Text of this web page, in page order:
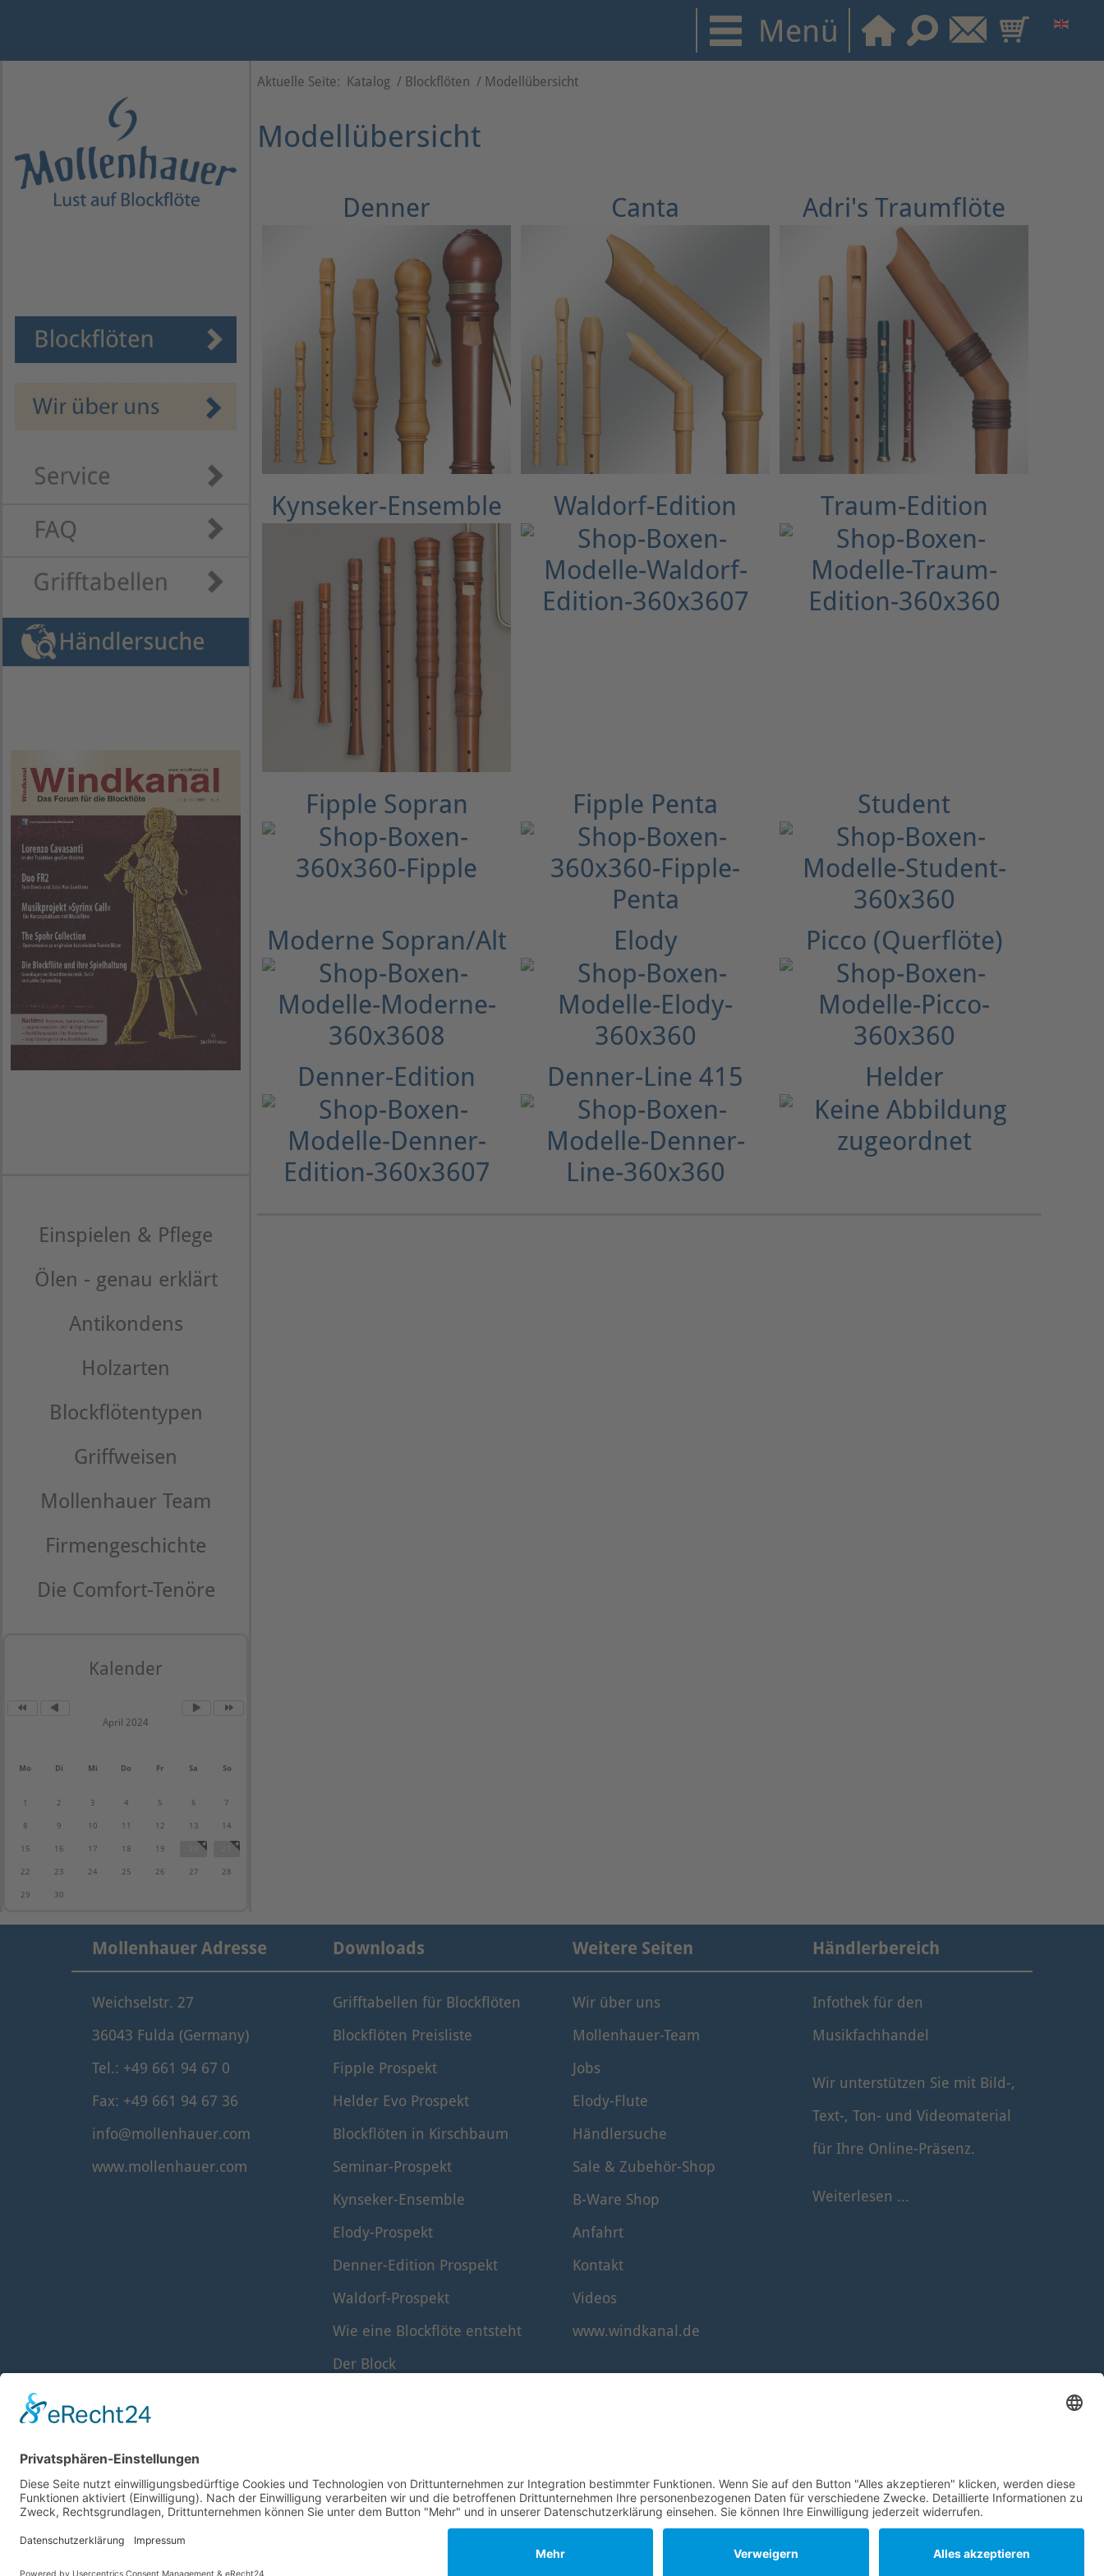
Einspielen & Pflege
Ölen - genau erklärt
Antikondens
Holzarten
Blockflötentypen
Griffweisen
Mollenhauer Team
Firmengeschichte
Die Comfort-Tenöre
Kalender
April 2024
Mo Di Mi Do Fr Sa So
1 2 3 4 5 6 7
8 9 10 11 12 13 14
15 16 17 18 19
22 23 24 25 26 27 28
29 30
Aktuelle Seite: Katalog / Blockflöten / Modellübersicht
Modellübersicht
Denner Canta Adri's Traumflöte
Kynseker-Ensemble Waldorf-Edition Traum-Edition
Fipple Sopran Fipple Penta Student
Moderne Sopran/Alt Elody Picco (Querflöte)
Denner-Edition Denner-Line 415 Helder
Mollenhauer Adresse
Weichselstr. 27
36043 Fulda (Germany)
Tel.: +49 661 94 67 0
Fax: +49 661 94 67 36
info@mollenhauer.com
www.mollenhauer.com
Downloads
Grifftabellen für Blockflöten
Blockflöten Preisliste
Fipple Prospekt
Helder Evo Prospekt
Blockflöten in Kirschbaum
Seminar-Prospekt
Kynseker-Ensemble
Elody-Prospekt
Denner-Edition Prospekt
Waldorf-Prospekt
Wie eine Blockflöte entsteht
Der Block
Weitere Seiten
Wir über uns
Mollenhauer-Team
Jobs
Elody-Flute
Händlersuche
Sale & Zubehör-Shop
B-Ware Shop
Anfahrt
Kontakt
Videos
www.windkanal.de
Händlerbereich
Infothek für den
Musikfachhandel
Wir unterstützen Sie mit Bild-,
Text-, Ton- und Videomaterial
für Ihre Online-Präsenz.
Weiterlesen ...